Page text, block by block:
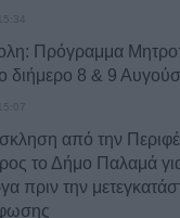
Πρόγραμμα
διήμερο 8 & 9
από την
το Δήμο Παλαμά
πριν την